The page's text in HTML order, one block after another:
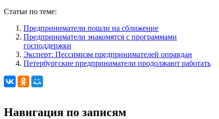
Статьи по теме:
Предприниматели пошли на сближение
Предприниматели знакомятся с программами
господдержки
Эксперт: Пессимизм предпринимателей оправдан
Петербургские предприниматели продолжают работать
Навигация по записям